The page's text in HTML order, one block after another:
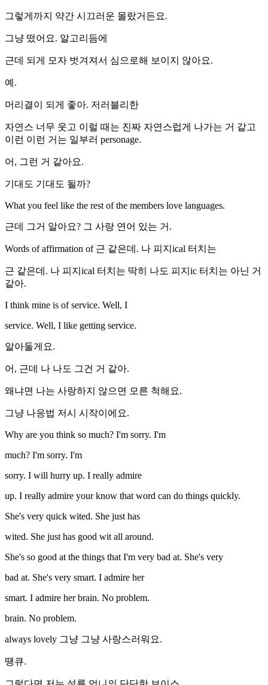
그렇게까지 약간 시끄러운 몰랐거든요.
그냥 떴어요. 알고리듬에
근데 되게 모자 벗겨져서 심으로해 보이지 않아요.
예.
머리결이 되게 좋아. 저러블리한
자연스 너무 웃고 이럴 때는 진짜 자연스럽게 나가는 거 같고
이런 이런 거는 일부러 personage.
어, 그런 거 같아요.
기대도 기대도 될까?
What you feel like the rest of the members love languages.
근데 그거 알아요? 그 사랑 연어 있는 거.
Words of affirmation of 근 같은데. 나 피지ical 터치는
근 같은데. 나 피지ical 터치는 딱히 나도 피지ic 터치는 아닌 거
같아.
I think mine is of service. Well, I
service. Well, I like getting service.
알아둘게요.
어, 근데 나 나도 그건 거 같아.
왜냐면 나는 사랑하지 않으면 모른 척해요.
그냥 나응법 저시 시작이에요.
Why are you think so much? I'm sorry. I'm
much? I'm sorry. I'm
sorry. I will hurry up. I really admire
up. I really admire your know that word can do things quickly.
She's very quick wited. She just has
wited. She just has good wit all around.
She's so good at the things that I'm very bad at. She's very
bad at. She's very smart. I admire her
smart. I admire her brain. No problem.
brain. No problem.
always lovely 그냥 그냥 사랑스러워요.
땡큐.